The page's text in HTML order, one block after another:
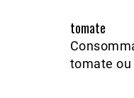
tomate
tomate ou